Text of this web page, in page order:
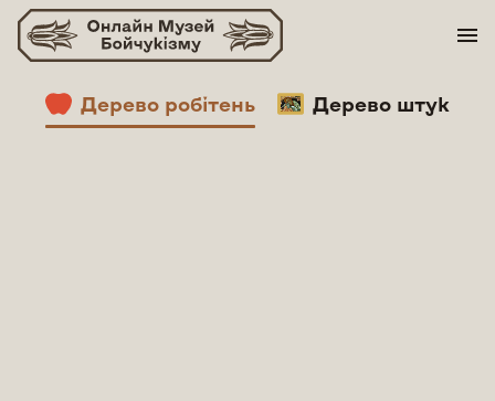
Skip
content
Дерево робітень Дерево штук